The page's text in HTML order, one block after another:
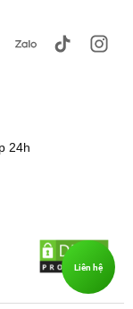
24h
Liên hệ